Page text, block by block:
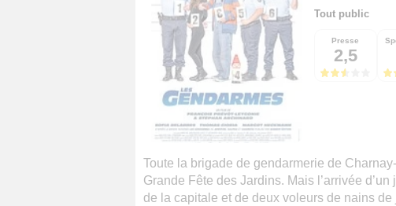
Tout public
Presse
2,5
Toute la brigade de gendarmerie de
Grande Fête des Jardins. Mais l’arrivée
de la capitale et de deux voleurs de nains